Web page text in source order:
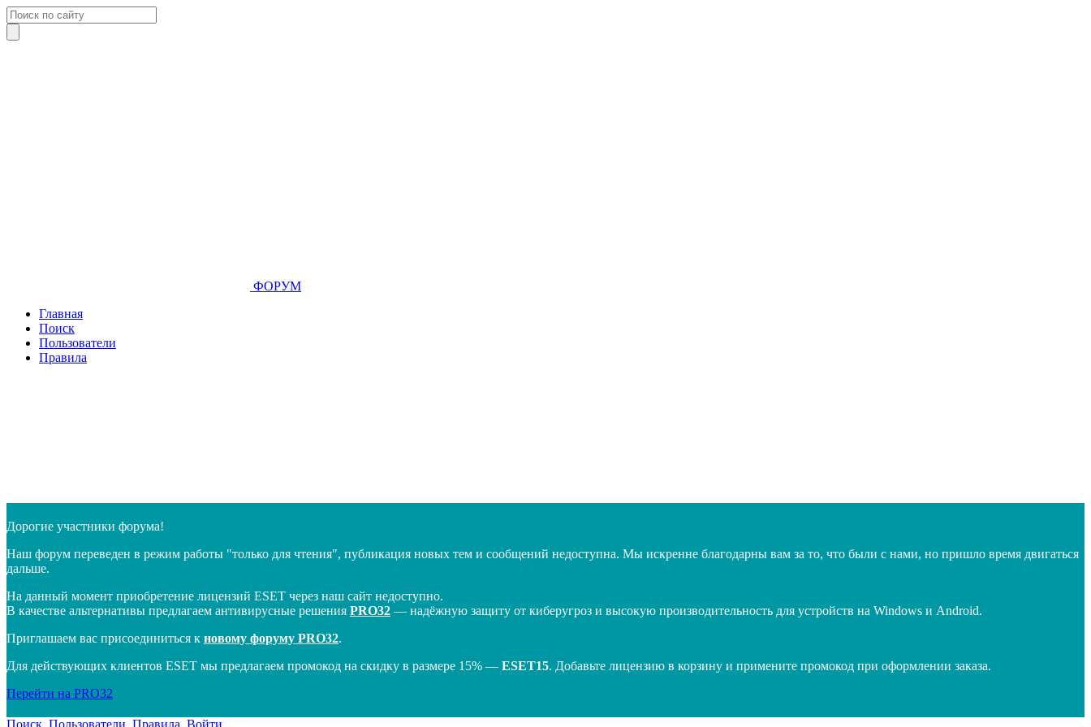
ФОРУМ
Главная
Поиск
Пользователи
Правила
Дорогие участники форума!
Наш форум переведен в режим работы "только для чтения", публикация новых тем и сообщений недоступна. Мы искренне благодарны вам за то, что были с нами, но пришло время двигаться
дальше.
На данный момент приобретение лицензий ESET через наш сайт недоступно.
В качестве альтернативы предлагаем антивирусные решения PRO32 — надёжную защиту от киберугроз и высокую производительность для устройств на Windows и Android.
Приглашаем вас присоединиться к новому форуму PRO32.
Для действующих клиентов ESET мы предлагаем промокод на скидку в размере 15% — ESET15. Добавьте лицензию в корзину и примените промокод при оформлении заказа.
Перейти на PRO32
Поиск Пользователи Правила Войти